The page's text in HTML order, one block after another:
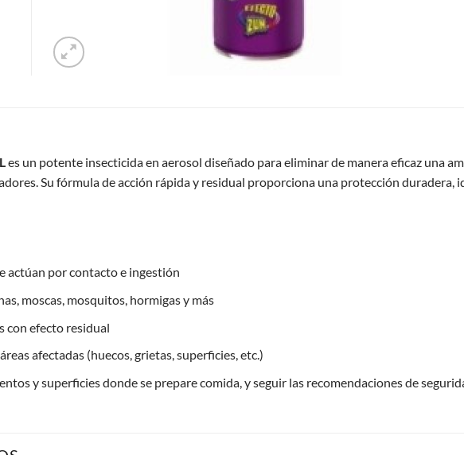
es un potente insecticida en aerosol diseñado para eliminar de manera eficaz una
Su fórmula de acción rápida y residual proporciona una protección duradera,
actúan por contacto e ingestión
moscas, mosquitos, hormigas y más
con efecto residual
afectadas (huecos, grietas, superficies, etc.)
y superficies donde se prepare comida, y seguir las recomendaciones de